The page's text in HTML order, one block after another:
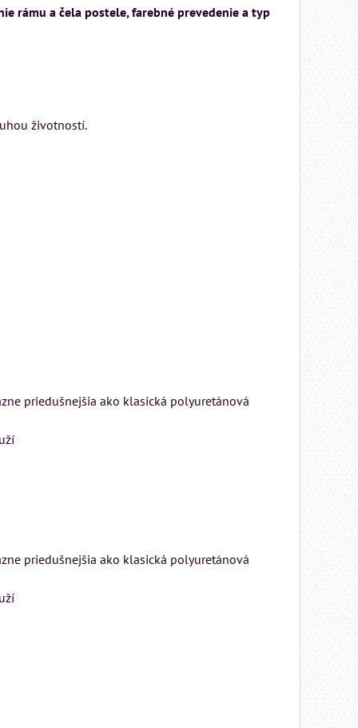
rámu a čela postele, farebné prevedenie a typ
životností.
priedušnejšia ako klasická polyuretánová
priedušnejšia ako klasická polyuretánová